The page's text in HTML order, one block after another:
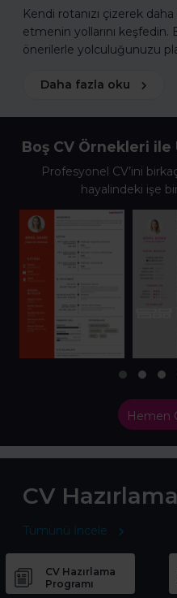
Kendi rotanızı çizerek
etmenin yollarını
önerilerle yolculuğunuzu
Daha fazla oku
Boş CV Örnekleri ile
Profesyonel CV’ini
hayalindeki işe
Hemen
CV Hazırlama
Tümünü İncele
CV Hazırlama
Programı